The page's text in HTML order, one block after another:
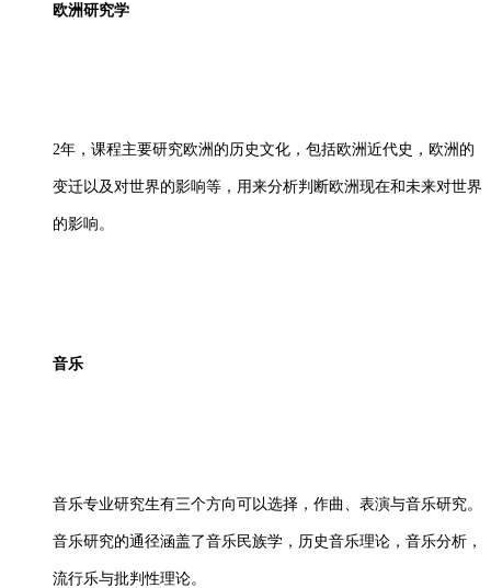
欧洲研究学
2年，课程主要研究欧洲的历史文化，包括欧洲近代史，欧洲的
变迁以及对世界的影响等，用来分析判断欧洲现在和未来对世界
的影响。
音乐
音乐专业研究生有三个方向可以选择，作曲、表演与音乐研究。
音乐研究的通径涵盖了音乐民族学，历史音乐理论，音乐分析，
流行乐与批判性理论。